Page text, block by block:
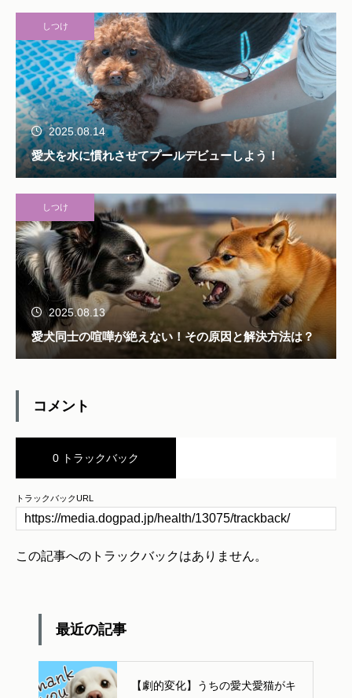
しつけ
2025.08.14
愛犬を水に慣れさせてプールデビューしよう！
しつけ
2025.08.13
愛犬同士の喧嘩が絶えない！その原因と解決方法は？
コメント
0 トラックバック
トラックバックURL
この記事へのトラックバックはありません。
最近の記事
【劇的変化】うちの愛犬愛猫がキ